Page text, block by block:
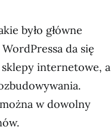
było główne
da się
internetowe, a
w dowolny